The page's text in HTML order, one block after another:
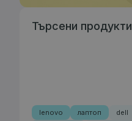
Търсени продукти
lenovo лаптоп dell